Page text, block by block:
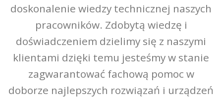
doskonalenie wiedzy technicznej naszych
pracowników. Zdobytą wiedzę i
doświadczeniem dzielimy się z naszymi
klientami dzięki temu jesteśmy w stanie
zagwarantować fachową pomoc w
doborze najlepszych rozwiązań i urządzeń